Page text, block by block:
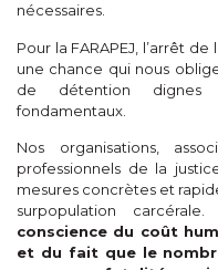
nécessaires.
Pour la FARAPEJ, l’arrêt
une chance qui nous
de détention dignes
fondamentaux.
Nos organisations,
professionnels de la
mesures concrètes et
surpopulation
conscience du coût
et du fait que le